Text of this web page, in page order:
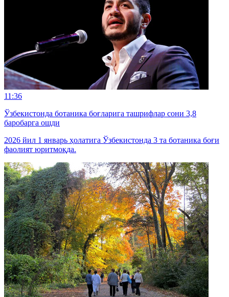
11:36
Ўзбекистонда ботаника боғларига ташрифлар сони 3,8
баробарга ошди
2026 йил 1 январь ҳолатига Ўзбекистонда 3 та ботаника боғи
фаолият юритмоқда.